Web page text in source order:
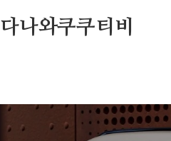
다나와쿠쿠티비